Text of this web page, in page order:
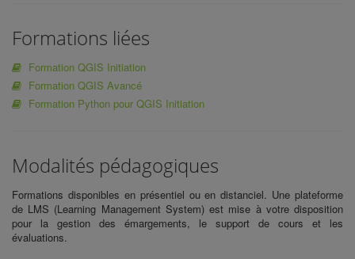
Formations liées
Formation QGIS Initiation
Formation QGIS Avancé
Formation Python pour QGIS Initiation
Modalités pédagogiques
Formations disponibles en présentiel ou en distanciel. Une plateforme
de LMS (Learning Management System) est mise à votre disposition
pour la gestion des émargements, le support de cours et les
évaluations.